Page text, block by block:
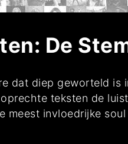
De
dat diep geworteld
teksten de
meest invloedrijke